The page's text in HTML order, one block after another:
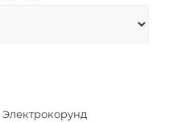
Электрокорунд